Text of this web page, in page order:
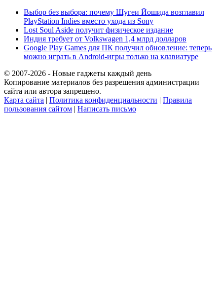
Выбор без выбора: почему Шугеи Йошида возглавил
PlayStation Indies вместо ухода из Sony
Lost Soul Aside получит физическое издание
Индия требует от Volkswagen 1,4 млрд долларов
Google Play Games для ПК получил обновление: теперь
можно играть в Android-игры только на клавиатуре
© 2007-2026 - Новые гаджеты каждый день
Копирование материалов без разрешения администрации
сайта или автора запрещено.
Карта сайта | Политика конфиденциальности | Правила
пользования сайтом | Написать письмо